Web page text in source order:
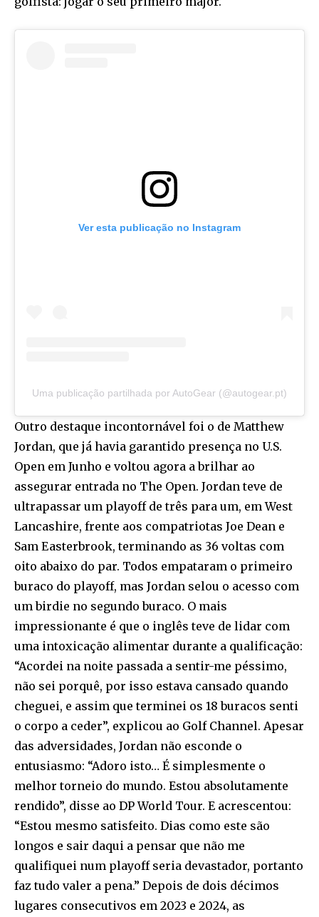
Ver esta publicação no Instagram
Uma publicação partilhada por AutoGear (@autogear.pt)
Outro destaque incontornável foi o de Matthew
Jordan, que já havia garantido presença no U.S.
Open em Junho e voltou agora a brilhar ao
assegurar entrada no The Open. Jordan teve de
ultrapassar um playoff de três para um, em West
Lancashire, frente aos compatriotas Joe Dean e
Sam Easterbrook, terminando as 36 voltas com
oito abaixo do par. Todos empataram o primeiro
buraco do playoff, mas Jordan selou o acesso com
um birdie no segundo buraco. O mais
impressionante é que o inglês teve de lidar com
uma intoxicação alimentar durante a qualificação:
“Acordei na noite passada a sentir-me péssimo,
não sei porquê, por isso estava cansado quando
cheguei, e assim que terminei os 18 buracos senti
o corpo a ceder”, explicou ao Golf Channel. Apesar
das adversidades, Jordan não esconde o
entusiasmo: “Adoro isto… É simplesmente o
melhor torneio do mundo. Estou absolutamente
rendido”, disse ao DP World Tour. E acrescentou:
“Estou mesmo satisfeito. Dias como este são
longos e sair daqui a pensar que não me
qualifiquei num playoff seria devastador, portanto
faz tudo valer a pena.” Depois de dois décimos
lugares consecutivos em 2023 e 2024, as